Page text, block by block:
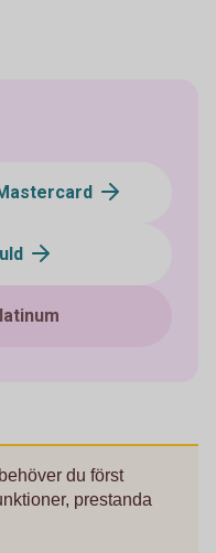
du först
prestanda